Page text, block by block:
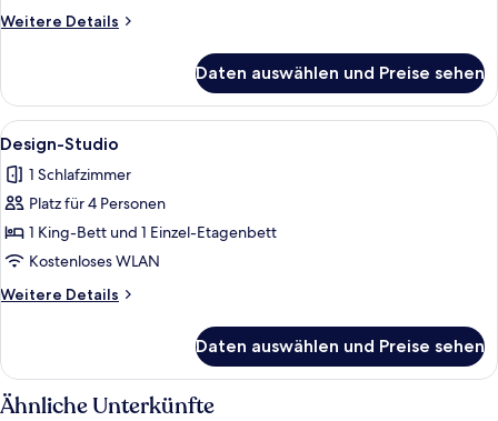
Weitere Details
Weitere
Studiosuite
Daten auswählen und Preise sehen
Alle
Fotos
für
Design-
Studio
anzeigen
Schreibtisch,
5
Design-Studio
1 Schlafzimmer
Platz für 4 Personen
1 King-Bett und 1 Einzel-Etagenbett
Kostenloses WLAN
Weitere Details
Weitere
Studio
Daten auswählen und Preise sehen
Ähnliche Unterkünfte